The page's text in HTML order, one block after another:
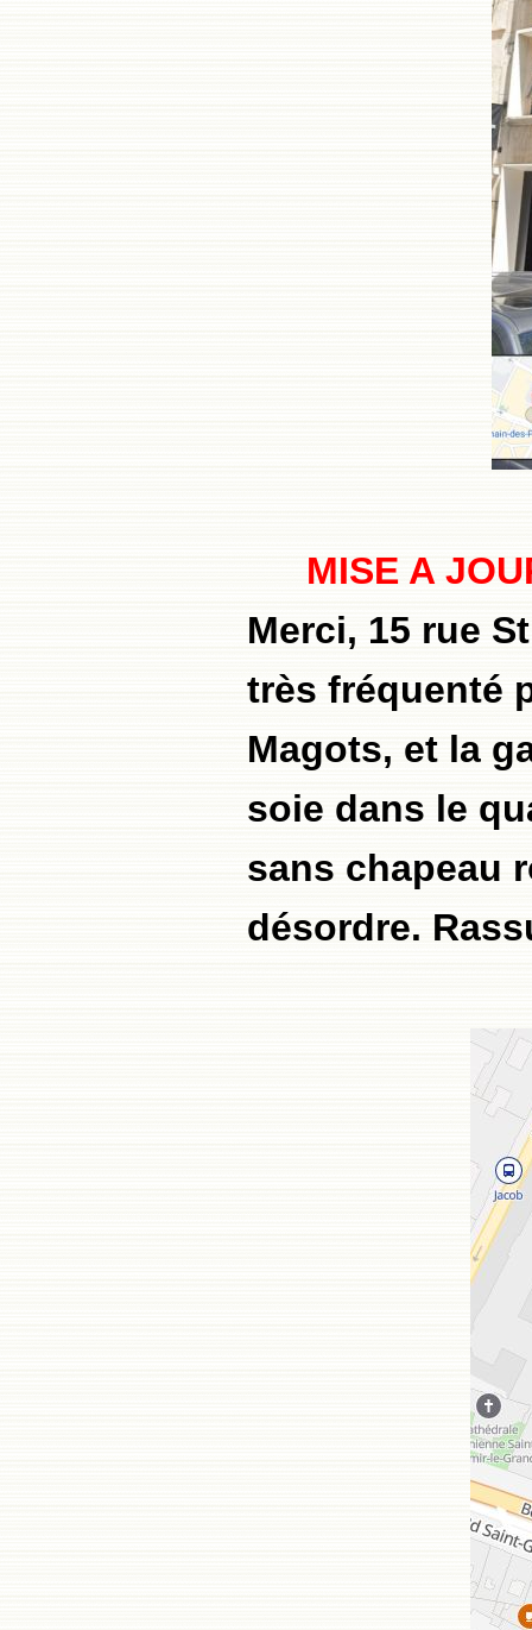
MISE A
Merci, 15 rue
très fréquenté
Magots, et la
soie dans le
sans chapeau
désordre.